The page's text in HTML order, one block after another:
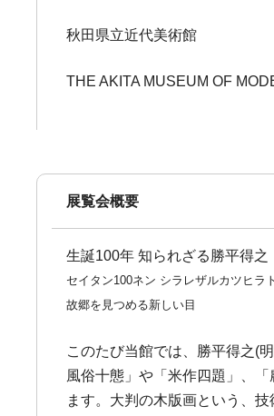
秋田県立近代美術館
THE AKITA MUSEUM OF
展覧会概要
生誕100年 知られざる勝平得之
セイタン100ネン シラレザルカツヒラ
故郷を見つめる新しい目
このたび当館では、勝平得之(
風俗十態」や「米作四題」、
ます。大判の木版画という、